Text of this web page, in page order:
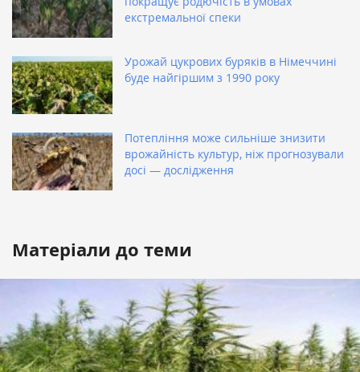
екстремальної спеки
Урожай цукрових буряків в Німеччині
буде найгіршим з 1990 року
Потепління може сильніше знизити
врожайність культур, ніж прогнозували
досі — дослідження
Матеріали до теми